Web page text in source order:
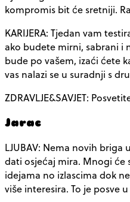
kompromis bit će sretniji.
KARIJERA: Tjedan vam
ako budete mirni, sabrani i
bude po vašem, izaći ćete
vas nalazi se u suradnji s
ZDRAVLJE&SAVJET:
Jarac
LJUBAV: Nema novih
dati osjećaj mira. Mnogi će
idejama no izlascima dok
više interesira. To je posve